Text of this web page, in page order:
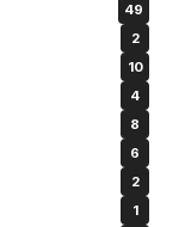
49
2
10
4
8
6
2
1